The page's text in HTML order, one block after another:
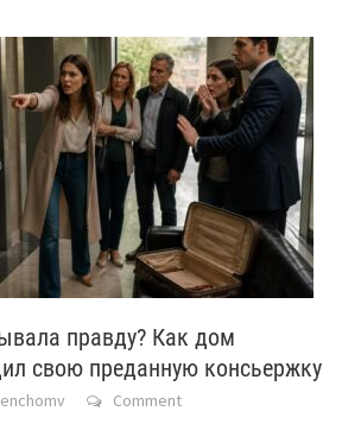
правду? Как дом
свою преданную консьержку
Comment